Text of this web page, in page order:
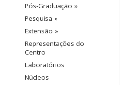
Pós-Graduação »
Pesquisa »
Extensão »
Representações do
Centro
Laboratórios
Núcleos